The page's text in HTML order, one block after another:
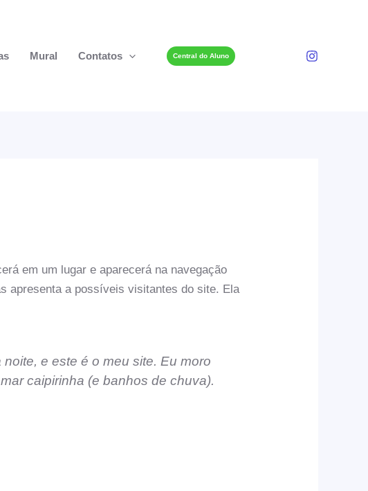
Mural Contatos Central do Aluno
em um lugar e aparecerá na navegação
apresenta a possíveis visitantes do site. Ela
e este é o meu site. Eu moro
caipirinha (e banhos de chuva).